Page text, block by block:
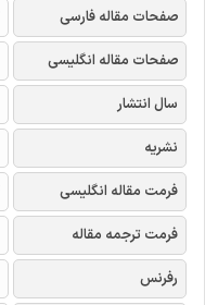
صفحات مقاله فارسی
صفحات مقاله انگلیسی
سال انتشار
نشریه
فرمت مقاله انگلیسی
فرمت ترجمه مقاله
رفرنس